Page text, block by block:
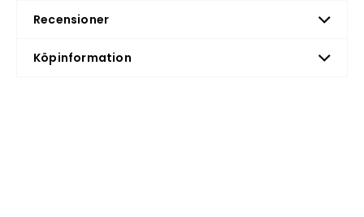
Recensioner
Köpinformation